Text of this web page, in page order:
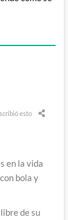
esto
en la vida
bola y
de su